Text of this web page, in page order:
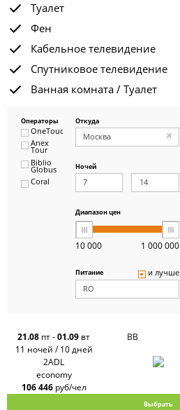
Туалет
Фен
Кабельное телевидение
Спутниковое телевидение
Ванная комната / Туалет
Операторы
OneTouch&Travel
Anex
Tour
Biblio
Globus
Coral
Alean
Sunmar
PlanTravel
ex TUI
Крымская
Волна
Откуда
Ночей
Диапазон цен
10 000 1 000 000
Питание и лучше
21.08 пт-01.09 вт
11 ночей / 10 дней
BB
2ADL
economy
106 446 руб/чел
Выбрать